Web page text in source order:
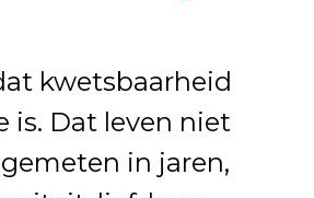
kwetsbaarheid
is. Dat leven niet
in jaren,